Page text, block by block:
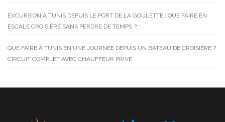
EXCURSION À TUNIS DEPUIS LE PORT DE LA GOULETTE : QUE FAIRE EN
ESCALE CROISIÈRE SANS PERDRE DE TEMPS ?
QUE FAIRE À TUNIS EN UNE JOURNÉE DEPUIS UN BATEAU DE CROISIÈRE ?
CIRCUIT COMPLET AVEC CHAUFFEUR PRIVÉ